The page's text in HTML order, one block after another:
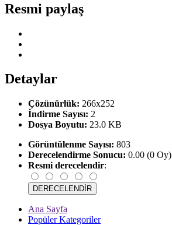
Resmi paylaş
Detaylar
Çözünürlük: 266x252
İndirme Sayısı: 2
Dosya Boyutu: 23.0 KB
Görüntülenme Sayısı: 803
Derecelendirme Sonucu: 0.00 (0 Oy)
Resmi derecelendir:
Ana Sayfa
Popüler Kategoriler